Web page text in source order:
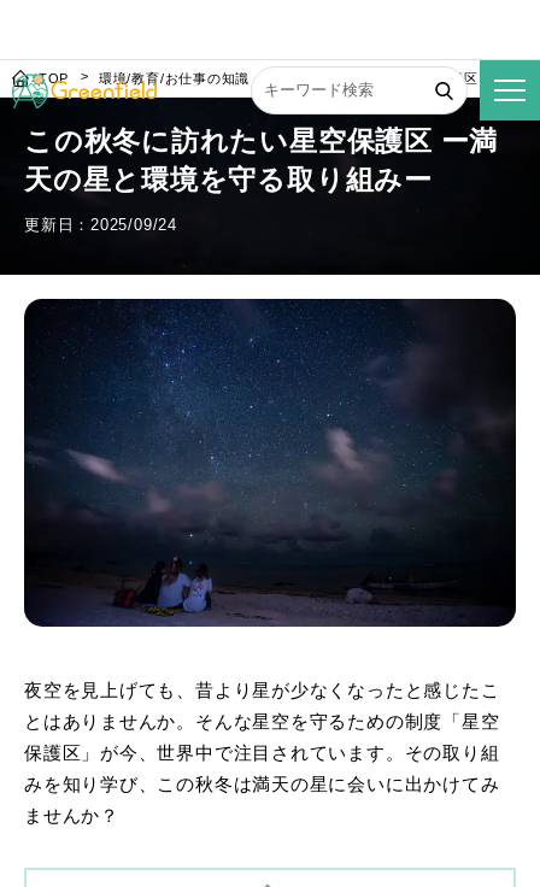
TOP 環境/教育/お仕事の知識 この秋冬に訪れたい星空保護区 ー満天
この秋冬に訪れたい星空保護区 ー満
天の星と環境を守る取り組みー
更新日：2025/09/24
夜空を見上げても、昔より星が少なくなったと感じたこ
とはありませんか。そんな星空を守るための制度「星空
保護区」が今、世界中で注目されています。その取り組
みを知り学び、この秋冬は満天の星に会いに出かけてみ
ませんか？